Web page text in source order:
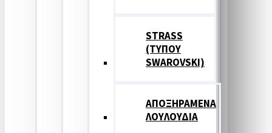
STRASS
(ΤΥΠΟΥ
SWAROVSKI)
ΑΠΟΞΗΡΑΜΕΝΑ
ΛΟΥΛΟΥΔΙΑ